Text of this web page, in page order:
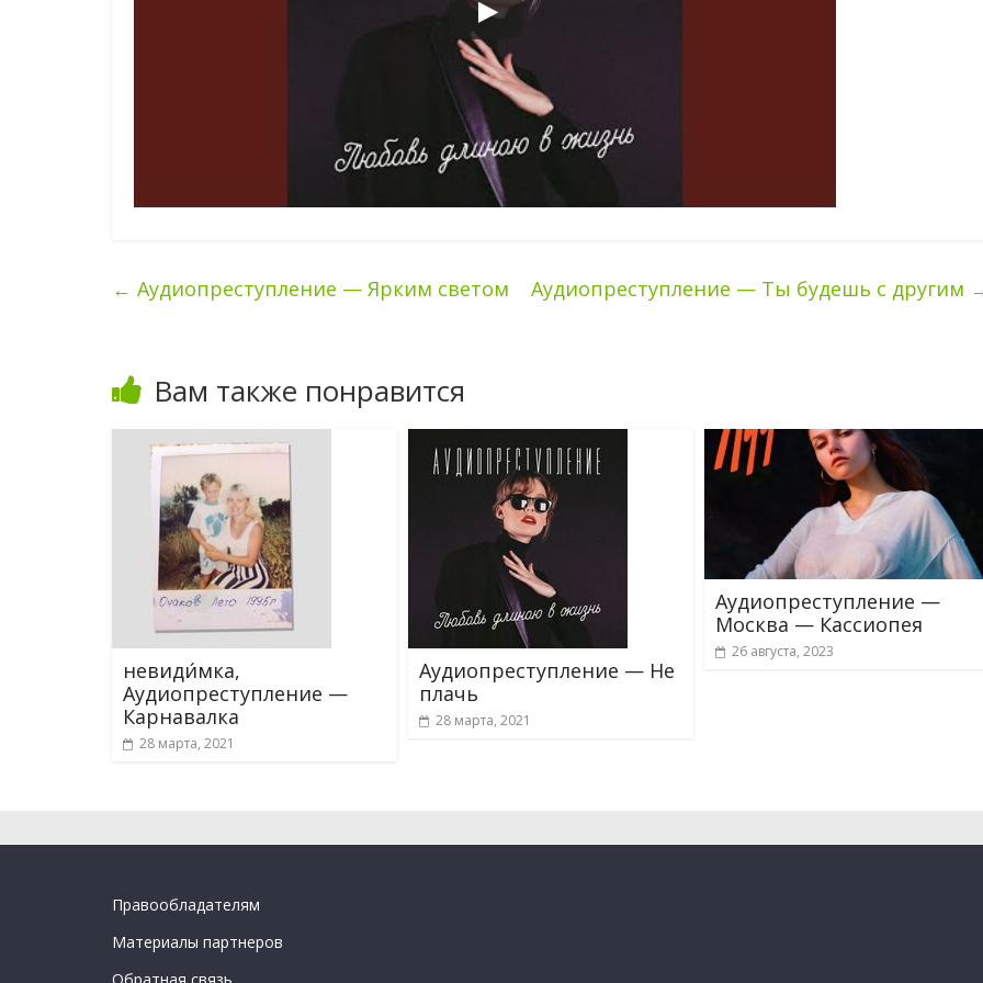
← Аудиопреступление — Ярким светом Аудиопреступление — Ты будешь с другим
Вам также понравится
невиди́мка,
Аудиопреступление —
Карнавалка
28 марта, 2021
Аудиопреступление — Не
плачь
28 марта, 2021
Аудиопреступление —
Москва — Кассиопея
26 августа, 2023
Правообладателям
Материалы партнеров